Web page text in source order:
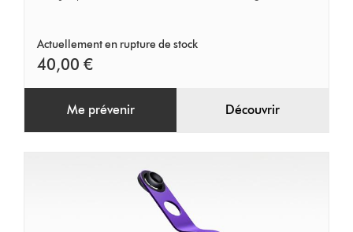
Actuellement en rupture de stock
40,00 €
Me prévenir Découvrir